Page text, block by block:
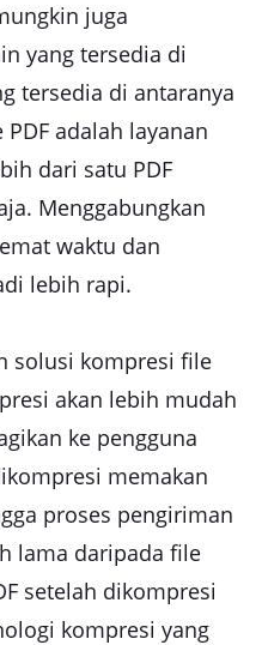
juga
yang tersedia di
tersedia di antaranya
adalah layanan
dari satu PDF
Menggabungkan
waktu dan
lebih rapi.
solusi kompresi file
akan lebih mudah
ke pengguna
memakan
proses pengiriman
lama daripada file
setelah dikompresi
kompresi yang